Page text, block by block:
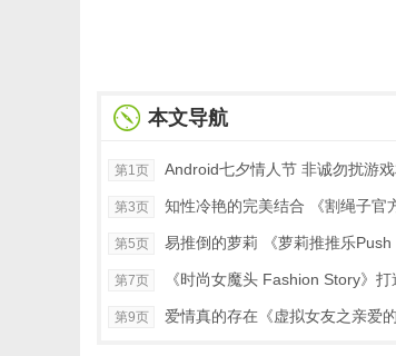
本文导航
第1页 Android七夕情人节 非诚勿扰游
第3页 知性冷艳的完美结合 《割绳子官
第5页 易推倒的萝莉 《萝莉推推乐Push
第7页 《时尚女魔头 Fashion Story》
第9页 爱情真的存在《虚拟女友之亲爱的